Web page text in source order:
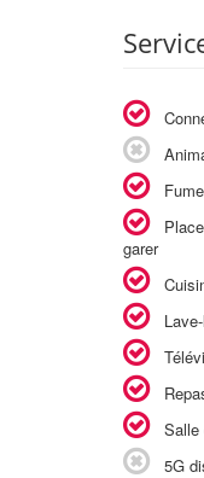
garer
Salle
5G